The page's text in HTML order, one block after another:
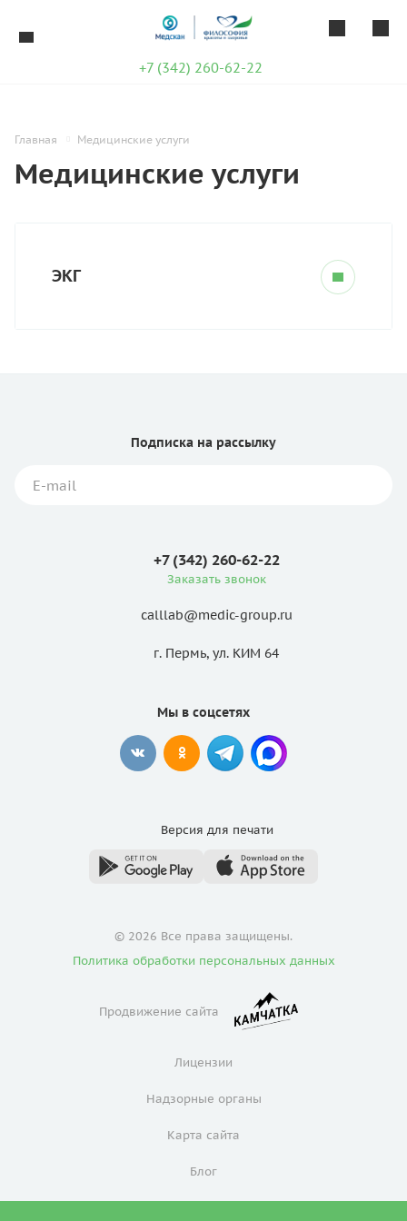
+7 (342) 260-62-22
Главная Медицинские услуги
Медицинские услуги
ЭКГ
Подписка на рассылку
+7 (342) 260-62-22
Заказать звонок
calllab@medic-group.ru
г. Пермь, ул. КИМ 64
Мы в соцсетях
Версия для печати
© 2026 Все права защищены.
Политика обработки персональных данных
Продвижение сайта
Лицензии
Надзорные органы
Карта сайта
Блог